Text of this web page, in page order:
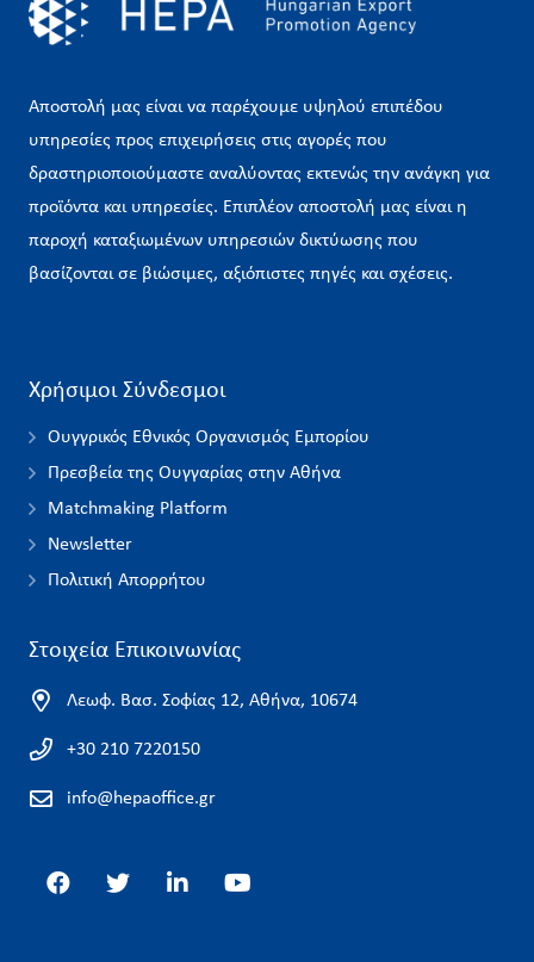
Αποστολή μας είναι να παρέχουμε υψηλού επιπέδου
υπηρεσίες προς επιχειρήσεις στις αγορές που
δραστηριοποιούμαστε αναλύοντας εκτενώς την ανάγκη για
προϊόντα και υπηρεσίες. Επιπλέον αποστολή μας είναι η
παροχή καταξιωμένων υπηρεσιών δικτύωσης που
βασίζονται σε βιώσιμες, αξιόπιστες πηγές και σχέσεις.
Χρήσιμοι Σύνδεσμοι
Ουγγρικός Εθνικός Οργανισμός Εμπορίου
Πρεσβεία της Ουγγαρίας στην Αθήνα
Matchmaking Platform
Newsletter
Πολιτική Απορρήτου
Στοιχεία Επικοινωνίας
Λεωφ. Βασ. Σοφίας 12, Αθήνα, 10674
+30 210 7220150
info@hepaoffice.gr